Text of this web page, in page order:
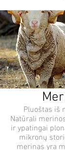
Pluoštas iš
Natūrali
ir ypatingai
mikronų
merinas yra